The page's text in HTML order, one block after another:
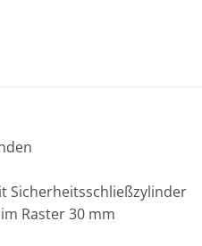
Sicherheitsschließzylinder
Raster 30 mm